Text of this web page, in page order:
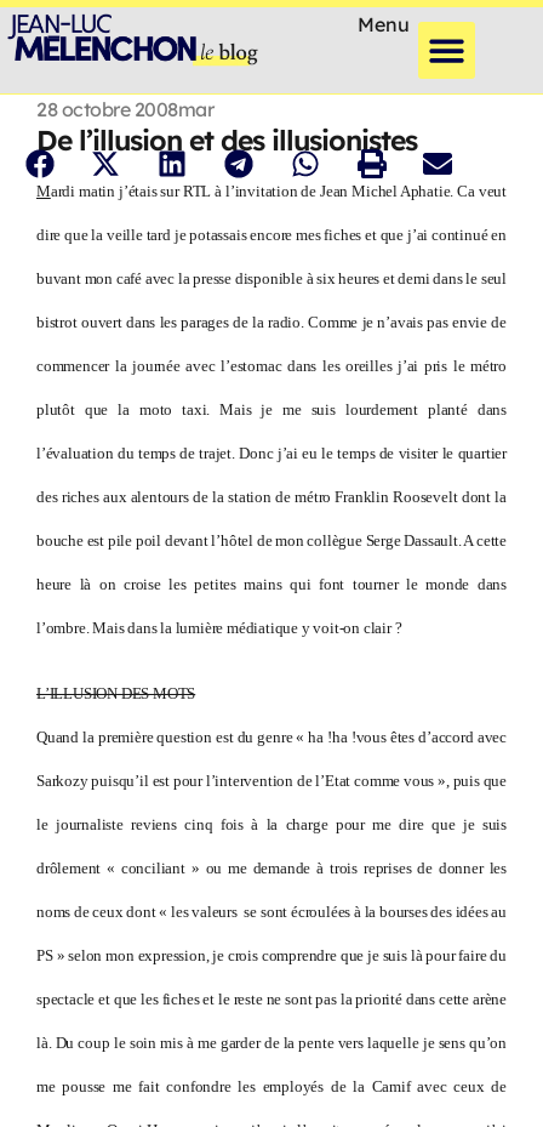
Menu
28 octobre 2008mar
De l’illusion et des illusionistes
Mardi matin j’étais sur RTL à l’invitation de Jean Michel Aphatie. Ca veut
dire que la veille tard je potassais encore mes fiches et que j’ai continué en
buvant mon café avec la presse disponible à six heures et demi dans le seul
bistrot ouvert dans les parages de la radio. Comme je n’avais pas envie de
commencer la journée avec l’estomac dans les oreilles j’ai pris le métro
plutôt que la moto taxi. Mais je me suis lourdement planté dans
l’évaluation du temps de trajet. Donc j’ai eu le temps de visiter le quartier
des riches aux alentours de la station de métro Franklin Roosevelt dont la
bouche est pile poil devant l’hôtel de mon collègue Serge Dassault. A cette
heure là on croise les petites mains qui font tourner le monde dans
l’ombre. Mais dans la lumière médiatique y voit-on clair ?
L’ILLUSION DES MOTS
Quand la première question est du genre « ha !ha !vous êtes d’accord avec
Sarkozy puisqu’il est pour l’intervention de l’Etat comme vous », puis que
le journaliste reviens cinq fois à la charge pour me dire que je suis
drôlement « conciliant » ou me demande à trois reprises de donner les
noms de ceux dont « les valeurs se sont écroulées à la bourses des idées au
PS » selon mon expression, je crois comprendre que je suis là pour faire du
spectacle et que les fiches et le reste ne sont pas la priorité dans cette arène
là. Du coup le soin mis à me garder de la pente vers laquelle je sens qu’on
me pousse me fait confondre les employés de la Camif avec ceux de